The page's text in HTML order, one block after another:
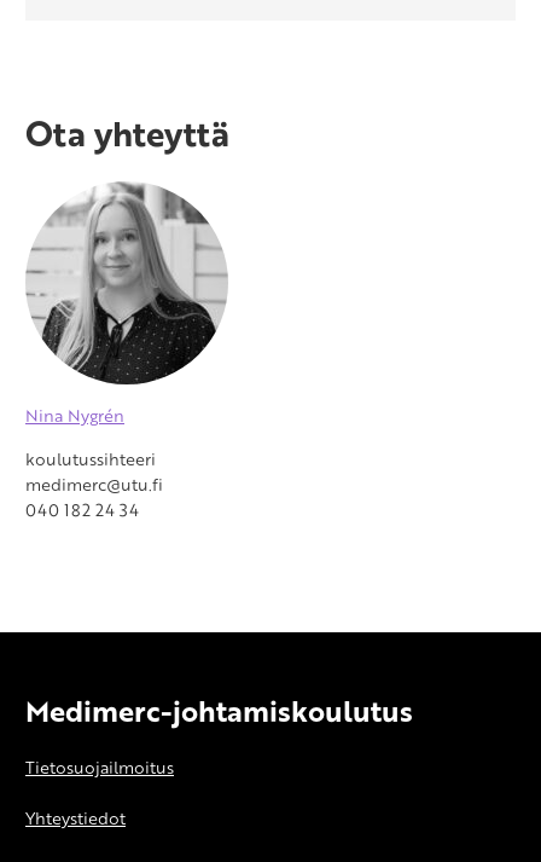
Ota yhteyttä
Nina Nygrén
koulutussihteeri
medimerc@utu.fi
040 182 24 34
Medimerc-johtamiskoulutus
Tietosuojailmoitus
Yhteystiedot